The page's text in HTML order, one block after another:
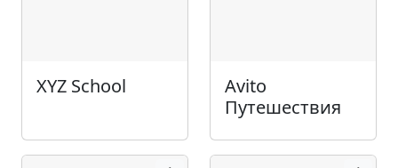
XYZ School
Avito
Путешествия